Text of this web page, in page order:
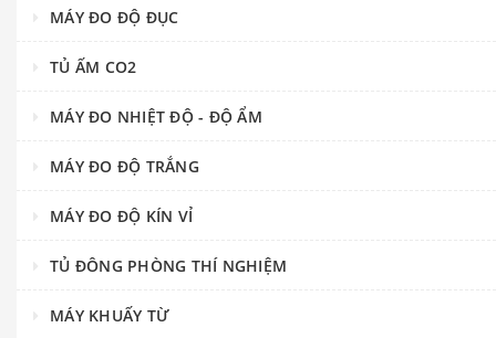
MÁY ĐO ĐỘ ĐỤC
TỦ ẤM CO2
MÁY ĐO NHIỆT ĐỘ - ĐỘ ẨM
MÁY ĐO ĐỘ TRẮNG
MÁY ĐO ĐỘ KÍN VỈ
TỦ ĐÔNG PHÒNG THÍ NGHIỆM
MÁY KHUẤY TỪ